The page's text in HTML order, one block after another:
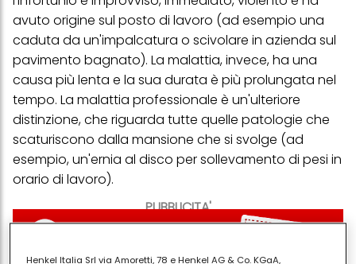
PUBBLICITA'
avuto origine sul posto di lavoro (ad esempio una
caduta da un'impalcatura o scivolare in azienda sul
pavimento bagnato). La malattia, invece, ha una
causa più lenta e la sua durata è più prolungata nel
tempo. La malattia professionale è un'ulteriore
distinzione, che riguarda tutte quelle patologie che
scaturiscono dalla mansione che si svolge (ad
esempio, un'ernia al disco per sollevamento di pesi in
orario di lavoro).
Henkel Italia Srl via Amoretti, 78 e Henkel AG & Co. KGaA,